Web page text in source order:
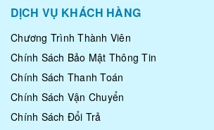
DỊCH VỤ KHÁCH HÀNG
Chương Trình Thành Viên
Chính Sách Bảo Mật Thông Tin
Chính Sách Thanh Toán
Chính Sách Vận Chuyển
Chính Sách Đổi Trả